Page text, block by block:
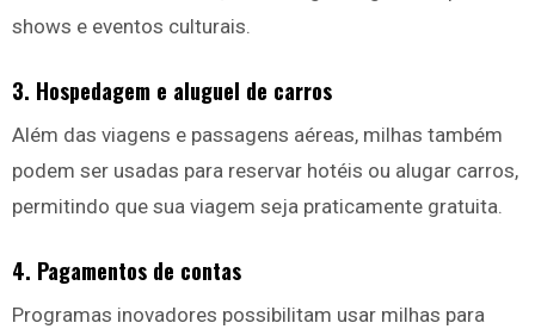
shows e eventos culturais.
3. Hospedagem e aluguel de carros
Além das viagens e passagens aéreas, milhas também
podem ser usadas para reservar hotéis ou alugar carros,
permitindo que sua viagem seja praticamente gratuita.
4. Pagamentos de contas
Programas inovadores possibilitam usar milhas para